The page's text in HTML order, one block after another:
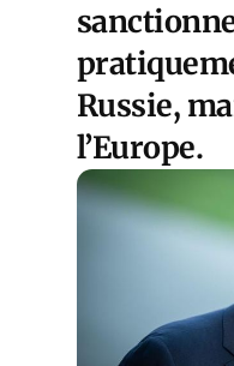
Russie,
l’Europe.